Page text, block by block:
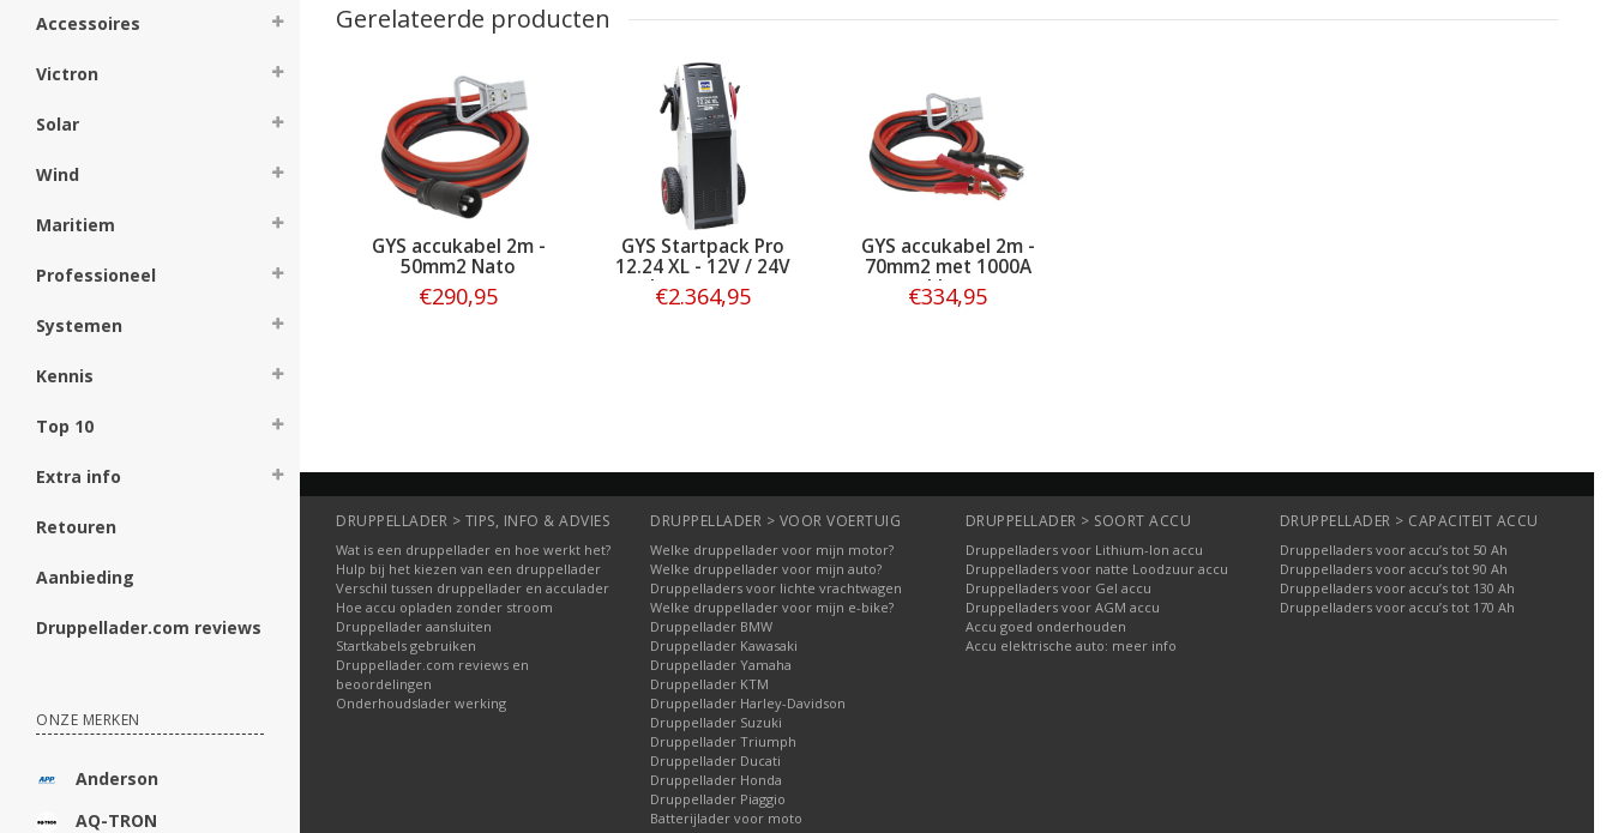
Accessoires
Victron
Solar
Wind
Maritiem
Professioneel
Systemen
Kennis
Top 10
Extra info
Retouren
Aanbieding
Druppellader.com reviews
ONZE MERKEN
Anderson
AQ-TRON
Gerelateerde producten
GYS accukabel 2m -
50mm2 Nato
connector voor
Startpack Pro
€290,95
GYS Startpack Pro
12.24 XL - 12V / 24V
Jumpstarter
€2.364,95
GYS accukabel 2m -
70mm2 met 1000A
accuklemmen
€334,95
DRUPPELLADER > TIPS, INFO & ADVIES
Wat is een druppellader en hoe werkt het?
Hulp bij het kiezen van een druppellader
Verschil tussen druppellader en acculader
Hoe accu opladen zonder stroom
Druppellader aansluiten
Startkabels gebruiken
Druppellader.com reviews en
beoordelingen
Onderhoudslader werking
DRUPPELLADER > VOOR VOERTUIG
Welke druppellader voor mijn motor?
Welke druppellader voor mijn auto?
Druppelladers voor lichte vrachtwagen
Welke druppellader voor mijn e-bike?
Druppellader BMW
Druppellader Kawasaki
Druppellader Yamaha
Druppellader KTM
Druppellader Harley-Davidson
Druppellader Suzuki
Druppellader Triumph
Druppellader Ducati
Druppellader Honda
Druppellader Piaggio
Batterijlader voor moto
DRUPPELLADER > SOORT ACCU
Druppelladers voor Lithium-Ion accu
Druppelladers voor natte Loodzuur accu
Druppelladers voor Gel accu
Druppelladers voor AGM accu
Accu goed onderhouden
Accu elektrische auto: meer info
DRUPPELLADER > CAPACITEIT ACCU
Druppelladers voor accu’s tot 50 Ah
Druppelladers voor accu’s tot 90 Ah
Druppelladers voor accu’s tot 130 Ah
Druppelladers voor accu’s tot 170 Ah